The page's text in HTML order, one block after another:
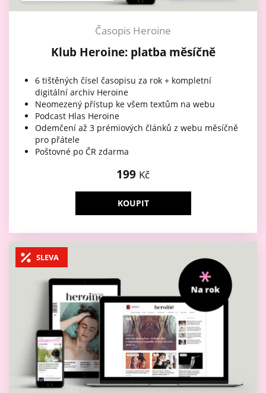
Časopis Heroine
Klub Heroine: platba měsíčně
6 tištěných čísel časopisu za rok + kompletní
digitální archiv Heroine
Neomezený přístup ke všem textům na webu
Podcast Hlas Heroine
Odemčení až 3 prémiových článků z webu měsíčně
pro přátele
Poštovné po ČR zdarma
199 Kč
KOUPIT
SLEVA